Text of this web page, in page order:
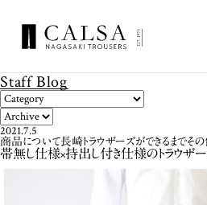
Staff Blog
2021.7.5
商品について長崎トラウザーズができるまでそ
帯無し仕様×持出し付き仕様のトラウザー